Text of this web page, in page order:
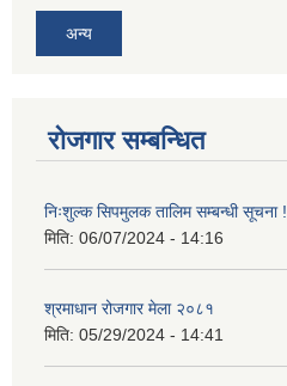
अन्य
रोजगार सम्बन्धित
निःशुल्क सिपमुलक तालिम सम्बन्धी सूचना !
मिति: 06/07/2024 - 14:16
श्रमाधान रोजगार मेला २०८१
मिति: 05/29/2024 - 14:41